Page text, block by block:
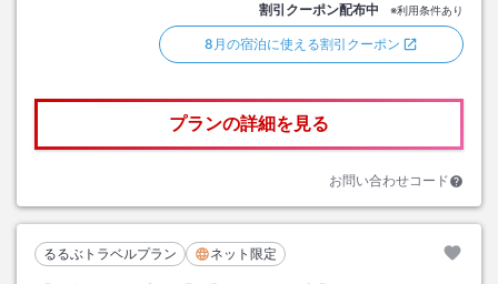
割引クーポン配布中 ※利用条件あり
8月の宿泊に使える割引クーポン
プランの詳細を見る
お問い合わせコード
るるぶトラベルプラン ネット限定